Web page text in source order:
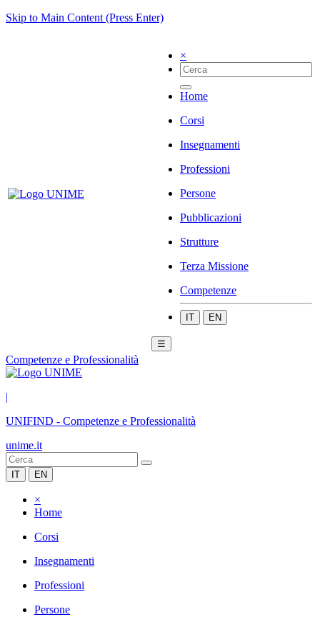
Skip to Main Content (Press Enter)
×
Home
Corsi
Insegnamenti
Professioni
Persone
Pubblicazioni
Strutture
Terza Missione
Competenze
IT EN
☰
Competenze e Professionalità
|
UNIFIND - Competenze e Professionalità
unime.it
IT EN
×
Home
Corsi
Insegnamenti
Professioni
Persone